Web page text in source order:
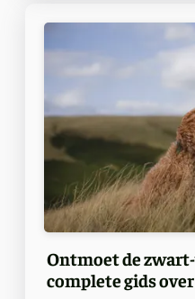
Ontmoet de
complete gids